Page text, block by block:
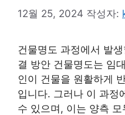
12월 25, 2024 작성자:
건물명도 과정에서 발
결 방안 건물명도는 임
인이 건물을 원활하게
입니다. 그러나 이 과정
수 있으며, 이는 양측